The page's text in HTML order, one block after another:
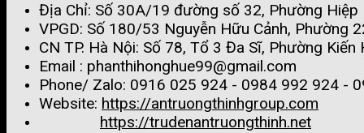
Địa Chỉ: Số 30A/19 đường số 32, Phường Hiệp
VPGD: Số 180/53 Nguyễn Hữu Cảnh, Phường
CN TP. Hà Nội: Số 78, Tổ 3 Đa Sĩ, Phường
Email : phanthihonghue99@gmail.com
Phone/ Zalo: 0916 025 924 - 0984 992 924 -
Website: https://antruongthinhgroup.com
https://trudenantruongthinh.net